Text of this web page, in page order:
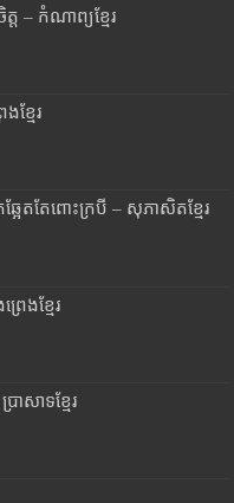
ត – កំណាព្យខ្មែរ
ខ្មែរ
ែតតែពោះក្របី – សុភាសិតខ្មែរ
េងខ្មែរ
រាសាទខ្មែរ